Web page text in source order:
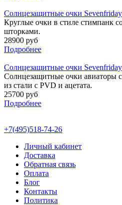
Солнцезащитные очки
Круглые очки в стиле стимпанк
шторками.
28900 руб
Подробнее
Солнцезащитные очки Sevenfriday
Солнцезащитные очки авиаторы
из стали с PVD и ацетата.
25700 руб
Подробнее
+7(495)518-74-26
Личный кабинет
Доставка
Обратная связь
Оплата
Блог
Контакты
Политика